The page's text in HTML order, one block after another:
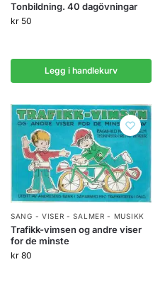
Tonbildning. 40 dagövningar
kr 50
Legg i handlekurv
SANG - VISER - SALMER - MUSIKK
Trafikk-vimsen og andre viser
for de minste
kr 80